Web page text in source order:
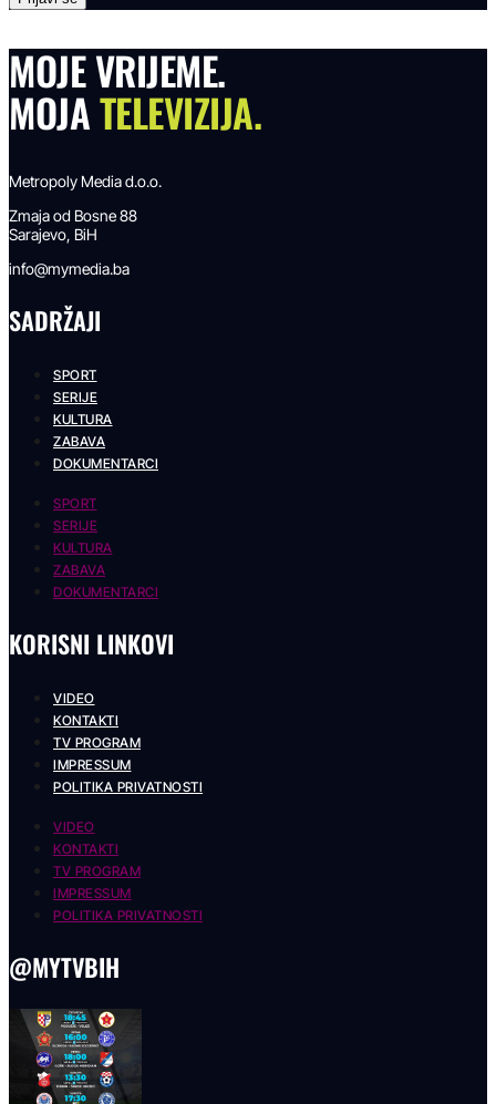
MOJE VRIJEME.
MOJATELEVIZIJA.
Metropoly Media d.o.o.
Zmaja od Bosne 88
Sarajevo, BiH
info@mymedia.ba
SADRŽAJI
SPORT
SERIJE
KULTURA
ZABAVA
DOKUMENTARCI
SPORT
SERIJE
KULTURA
ZABAVA
DOKUMENTARCI
KORISNI LINKOVI
VIDEO
KONTAKTI
TV PROGRAM
IMPRESSUM
POLITIKA PRIVATNOSTI
VIDEO
KONTAKTI
TV PROGRAM
IMPRESSUM
POLITIKA PRIVATNOSTI
@MYTVBIH